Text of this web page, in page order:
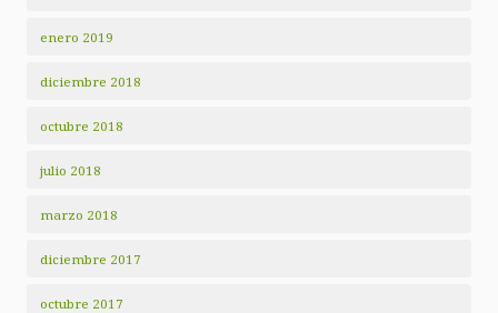
enero 2019
diciembre 2018
octubre 2018
julio 2018
marzo 2018
diciembre 2017
octubre 2017